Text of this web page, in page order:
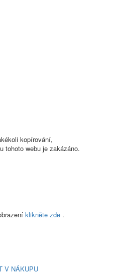
kopírování,
tohoto webu je zakázáno.
klikněte zde.
V NÁKUPU